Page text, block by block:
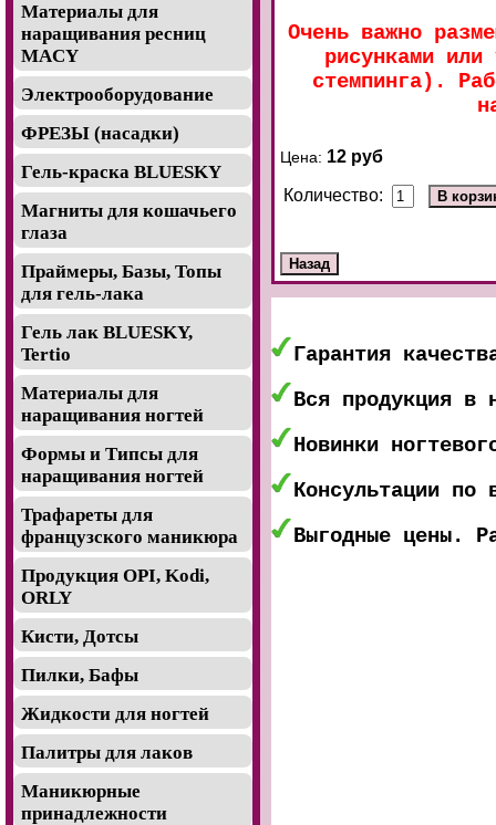
Материалы для
наращивания ресниц
MACY
Электрооборудование
ФРЕЗЫ (насадки)
Гель-краска BLUESKY
Магниты для кошачьего
глаза
Праймеры, Базы, Топы
для гель-лака
Гель лак BLUESKY,
Tertio
Материалы для
наращивания ногтей
Формы и Типсы для
наращивания ногтей
Трафареты для
французского маникюра
Продукция OPI, Kodi,
ORLY
Кисти, Дотсы
Пилки, Бафы
Жидкости для ногтей
Палитры для лаков
Маникюрные
принадлежности
Очень важно
рисунками
стемпинга).
Цена: 12 руб
Количество:
Гарантия
Вся продукция в
Новинки
Консультации по
Выгодные цены.